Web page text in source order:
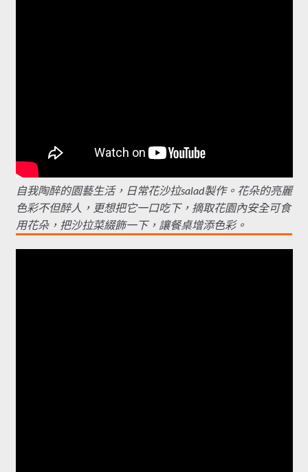
自我陶醉的園藝生活，日常花沙拉salad製作。花朵的亮麗
色彩不但醉人，更想把它一口吃下，摘取花園內安全可食
用花朵，把沙拉菜綴飾一下，讓餐桌增添色彩。